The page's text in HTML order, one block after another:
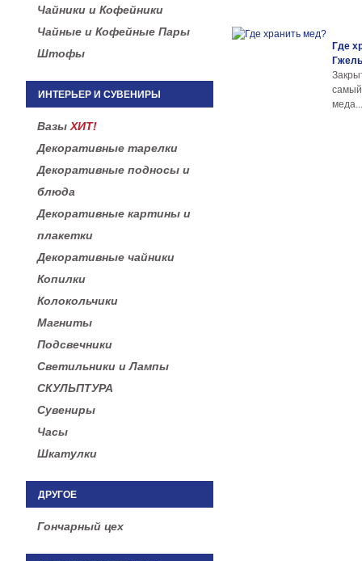
Чайники и Кофейники
Чайные и Кофейные Пары
Штофы
ИНТЕРЬЕР И СУВЕНИРЫ
Вазы ХИТ!
Декоративные тарелки
Декоративные подносы и
блюда
Декоративные картины и
плакетки
Декоративные чайники
Копилки
Колокольчики
Магниты
Подсвечники
Светильники и Лампы
СКУЛЬПТУРА
Сувениры
Часы
Шкатулки
ДРУГОЕ
Гончарный цех
Где
Гжель
меда...